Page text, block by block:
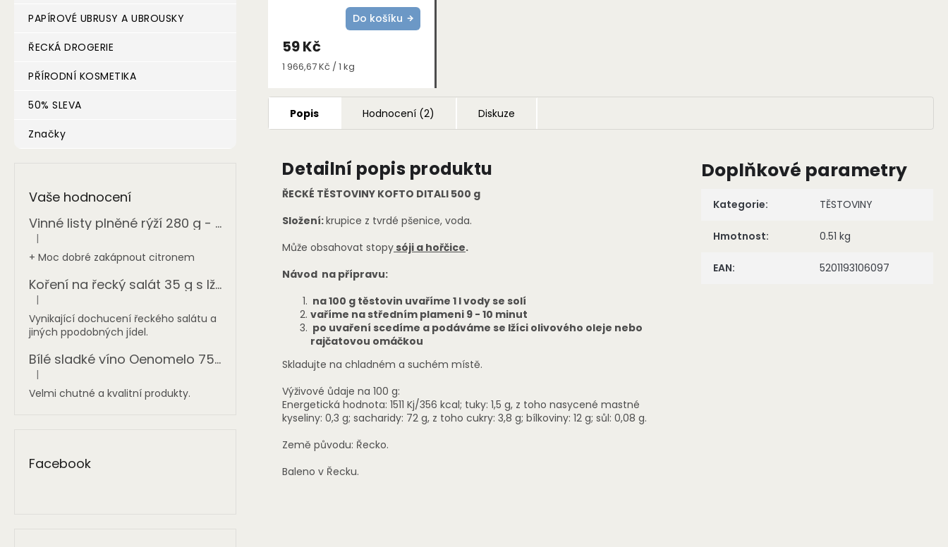
PAPÍROVÉ UBRUSY A UBROUSKY
ŘECKÁ DROGERIE
PŘÍRODNÍ KOSMETIKA
50% SLEVA
Značky
Vaše hodnocení
Vinné listy plněné rýží 280 g - ONASSIS
Hodnocení produktu je 5 z 5 hvězdiček.
|
+ Moc dobré zakápnout citronem
Koření na řecký salát 35 g s lžičkou BIODINAMI
Hodnocení produktu je 5 z 5 hvězdiček.
|
Vynikající dochucení řeckého salátu a
jiných ppodobných jídel.
Bílé sladké víno Oenomelo 750 ml
Hodnocení produktu je 5 z 5 hvězdiček.
|
Velmi chutné a kvalitní produkty.
Facebook
59 Kč
Měrná
1 966,67 Kč / 1 kg
Do košíku
Popis Hodnocení (2) Diskuze
Detailní popis produktu
ŘECKÉ TĚSTOVINY KOFTO DITALI 500 g
Složení:krupice z tvrdé pšenice, voda.
Může obsahovat stopy sóji a hořčice.
Návod na přípravu:
na 100 g těstovin uvaříme 1 l vody se solí
vaříme na středním plameni 9 - 10 minut
po uvaření scedíme a podáváme se lžíci olivového oleje nebo
rajčatovou omáčkou
Skladujte na chladném a suchém místě.
Výživové ůdaje na 100 g:
Energetická hodnota: 1511 Kj/356 kcal; tuky: 1,5 g, z toho nasycené mastné
kyseliny: 0,3 g; sacharidy: 72 g, z toho cukry: 3,8 g; bílkoviny: 12 g; sůl: 0,08 g.
Země původu: Řecko.
Baleno v Řecku.
Doplňkové parametry
Kategorie: TĚSTOVINY
Hmotnost: 0.51 kg
EAN: 5201193106097